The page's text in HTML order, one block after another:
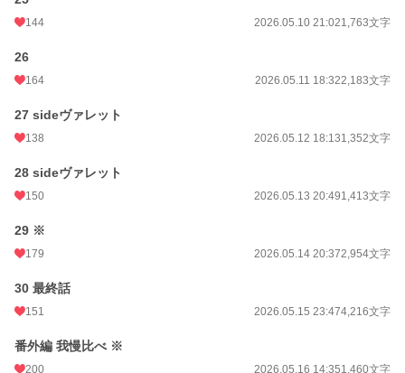
144 2026.05.10 21:021,763文字
26
164 2026.05.11 18:322,183文字
27 sideヴァレット
138 2026.05.12 18:131,352文字
28 sideヴァレット
150 2026.05.13 20:491,413文字
29 ※
179 2026.05.14 20:372,954文字
30 最終話
151 2026.05.15 23:474,216文字
番外編 我慢比べ ※
200 2026.05.16 14:351,460文字